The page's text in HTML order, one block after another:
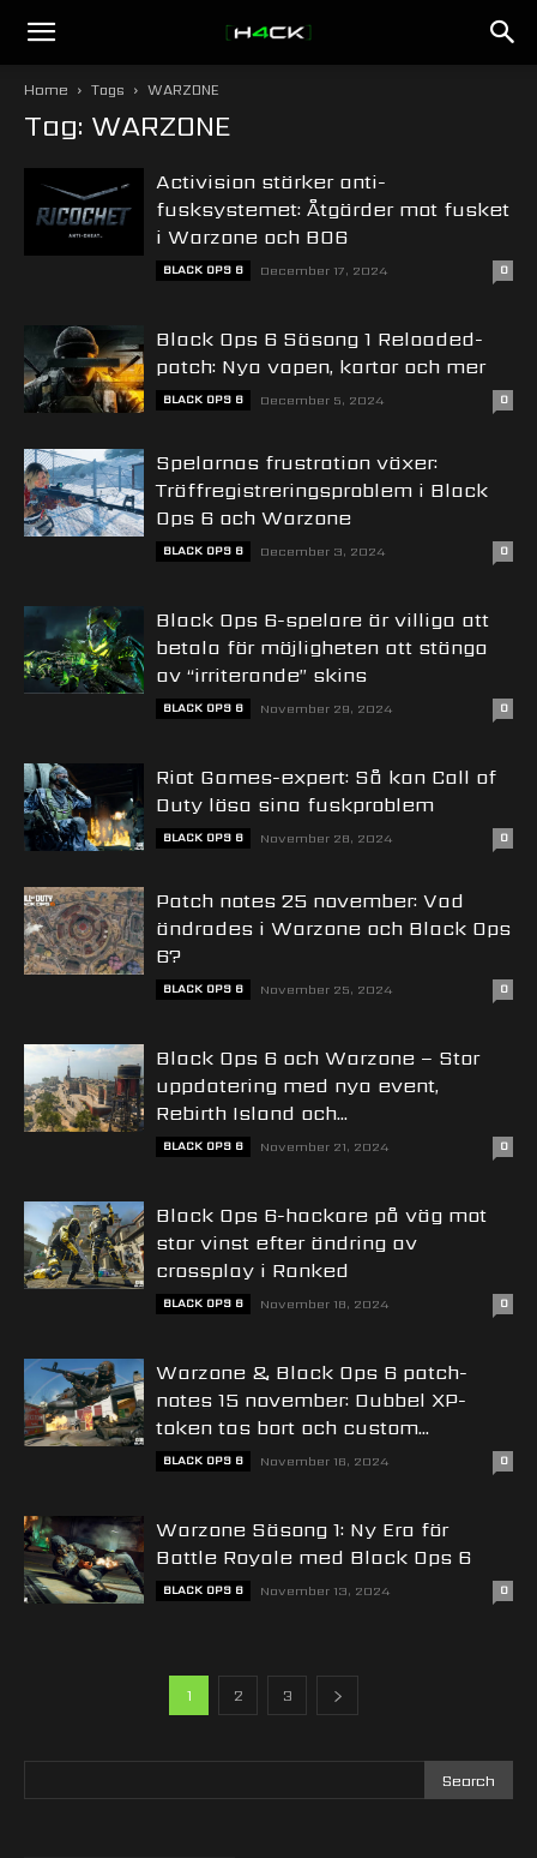
h4ck.se
Home Tags WARZONE
Tag: WARZONE
Activision stärker anti-
fusksystemet: Åtgärder mot fusket
i Warzone och BO6
BLACK OPS 6 December 17, 2024 0
Black Ops 6 Säsong 1 Reloaded-
patch: Nya vapen, kartor och mer
BLACK OPS 6 December 5, 2024 0
Spelarnas frustration växer:
Träffregistreringsproblem i Black
Ops 6 och Warzone
BLACK OPS 6 December 3, 2024 0
Black Ops 6-spelare är villiga att
betala för möjligheten att stänga
av “irriterande” skins
BLACK OPS 6 November 29, 2024 0
Riot Games-expert: Så kan Call of
Duty lösa sina fuskproblem
BLACK OPS 6 November 28, 2024 0
Patch notes 25 november: Vad
ändrades i Warzone och Black Ops
6?
BLACK OPS 6 November 25, 2024 0
Black Ops 6 och Warzone – Stor
uppdatering med nya event,
Rebirth Island och...
BLACK OPS 6 November 21, 2024 0
Black Ops 6-hackare på väg mot
stor vinst efter ändring av
crossplay i Ranked
BLACK OPS 6 November 18, 2024 0
Warzone & Black Ops 6 patch-
notes 15 november: Dubbel XP-
token tas bort och custom...
BLACK OPS 6 November 16, 2024 0
Warzone Säsong 1: Ny Era för
Battle Royale med Black Ops 6
BLACK OPS 6 November 13, 2024 0
1 2 3